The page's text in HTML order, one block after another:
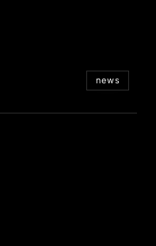
news